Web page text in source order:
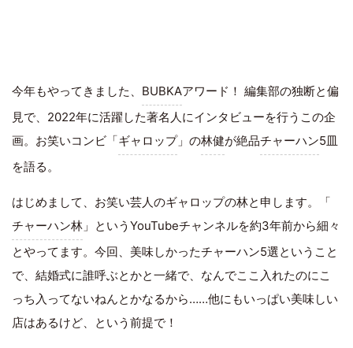
今年もやってきました、 BUBKAアワード！ 編集部の独断と偏
見で、2022年に活躍した著名人にインタビューを行うこの企
画。お笑いコンビ「ギャロップ」の林健が絶品チャーハン5皿
を語る。
はじめまして、お笑い芸人のギャロップの林と申します。「
チャーハン林 」というYouTubeチャンネルを約3年前から細々
とやってます。今回、美味しかったチャーハン5選ということ
で、結婚式に誰呼ぶとかと一緒で、なんでここ入れたのにこ
っち入ってないねんとかなるから……他にもいっぱい美味しい
店はあるけど、という前提で！